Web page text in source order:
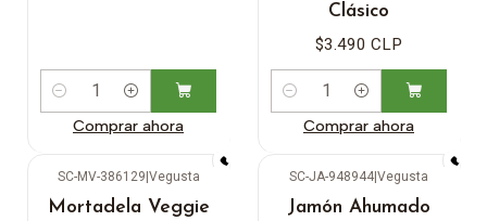
Cantidad
Comprar ahora
Clásico
$3.490 CLP
Cantidad
Comprar ahora
SC-MV-386129 Vegusta
Mortadela Veggie
SC-JA-948944 Vegusta
Jamón Ahumado